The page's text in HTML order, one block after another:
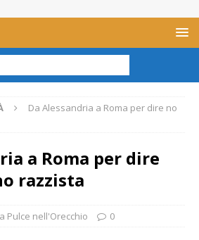
Da Alessandria a Roma per dire no
a Roma per dire
razzista
Pulce nell'Orecchio 0